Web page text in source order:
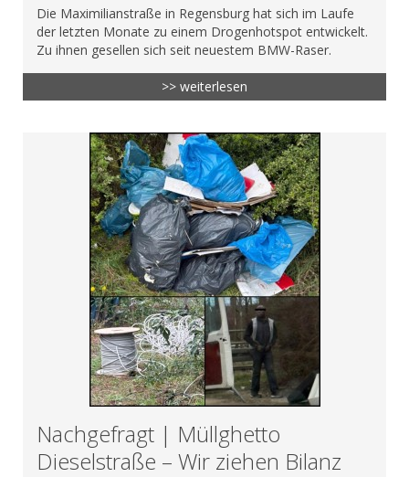
Die Maximilianstraße in Regensburg hat sich im Laufe
der letzten Monate zu einem Drogenhotspot entwickelt.
Zu ihnen gesellen sich seit neuestem BMW-Raser.
>> weiterlesen
Nachgefragt | Müllghetto
Dieselstraße – Wir ziehen Bilanz